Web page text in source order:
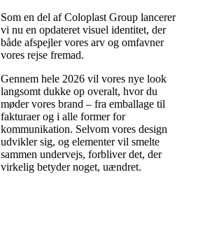
Som en del af Coloplast Group lancerer
vi nu en opdateret visuel identitet, der
både afspejler vores arv og omfavner
vores rejse fremad.
Gennem hele 2026 vil vores nye look
langsomt dukke op overalt, hvor du
møder vores brand – fra emballage til
fakturaer og i alle former for
kommunikation. Selvom vores design
udvikler sig, og elementer vil smelte
sammen undervejs, forbliver det, der
virkelig betyder noget, uændret.